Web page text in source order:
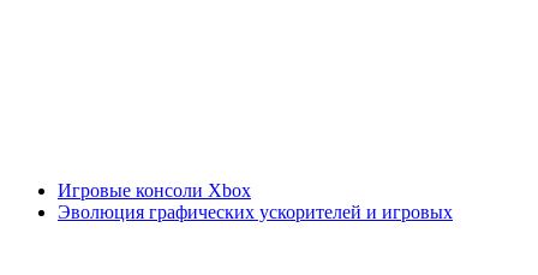
Игровые консоли Xbox
Эволюция графических ускорителей и игровых